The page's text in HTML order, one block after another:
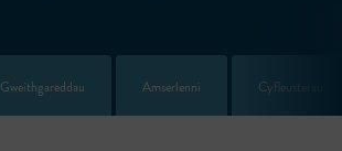
Gweithgareddau Amserlenni Cyfleusterau